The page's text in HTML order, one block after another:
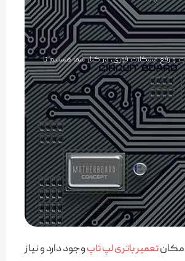
و رفع مشکلات فوری، در کنار شما هستیم تا
تعمیر باتری لپ تاپوجود دارد و نیاز